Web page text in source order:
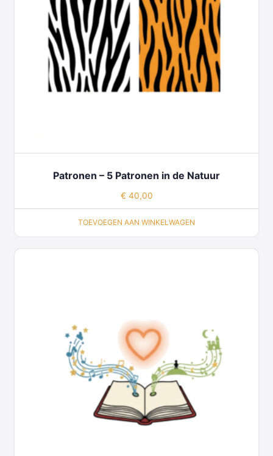
Patronen – 5 Patronen in de Natuur
€ 40,00
TOEVOEGEN AAN WINKELWAGEN